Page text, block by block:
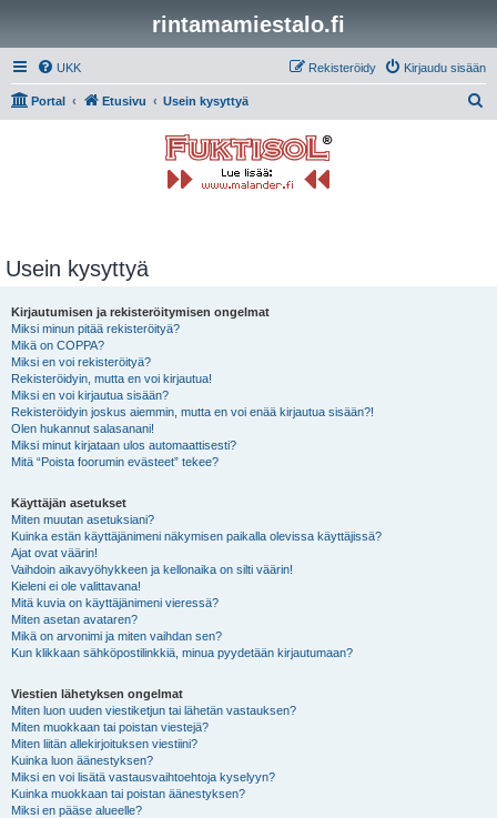
rintamamiestalo.fi
UKK Kirjaudu sisään
Rekisteröidy
Portal Etusivu Usein kysyttyä
Usein kysyttyä
Kirjautumisen ja rekisteröitymisen ongelmat
Miksi minun pitää rekisteröityä?
Mikä on COPPA?
Miksi en voi rekisteröityä?
Rekisteröidyin, mutta en voi kirjautua!
Miksi en voi kirjautua sisään?
Rekisteröidyin joskus aiemmin, mutta en voi enää kirjautua sisään?!
Olen hukannut salasanani!
Miksi minut kirjataan ulos automaattisesti?
Mitä “Poista foorumin evästeet” tekee?
Käyttäjän asetukset
Miten muutan asetuksiani?
Kuinka estän käyttäjänimeni näkymisen paikalla olevissa käyttäjissä?
Ajat ovat väärin!
Vaihdoin aikavyöhykkeen ja kellonaika on silti väärin!
Kieleni ei ole valittavana!
Mitä kuvia on käyttäjänimeni vieressä?
Miten asetan avataren?
Mikä on arvonimi ja miten vaihdan sen?
Kun klikkaan sähköpostilinkkiä, minua pyydetään kirjautumaan?
Viestien lähetyksen ongelmat
Miten luon uuden viestiketjun tai lähetän vastauksen?
Miten muokkaan tai poistan viestejä?
Miten liitän allekirjoituksen viestiini?
Kuinka luon äänestyksen?
Miksi en voi lisätä vastausvaihtoehtoja kyselyyn?
Kuinka muokkaan tai poistan äänestyksen?
Miksi en pääse alueelle?